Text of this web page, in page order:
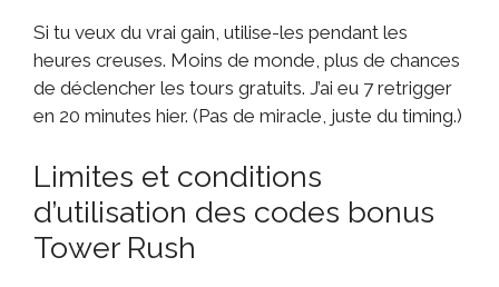
Si tu veux du vrai gain, utilise-les pendant les
heures creuses. Moins de monde, plus de chances
de déclencher les tours gratuits. J’ai eu 7 retrigger
en 20 minutes hier. (Pas de miracle, juste du timing.)
Limites et conditions
d’utilisation des codes bonus
Tower Rush